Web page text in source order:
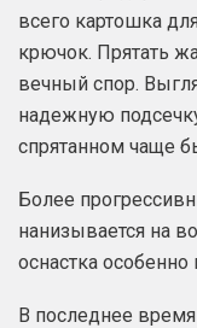
всего картошка
крючок. Прятать
вечный спор.
надежную
спрятанном чаще
Более
нанизывается на
оснастка
В последнее